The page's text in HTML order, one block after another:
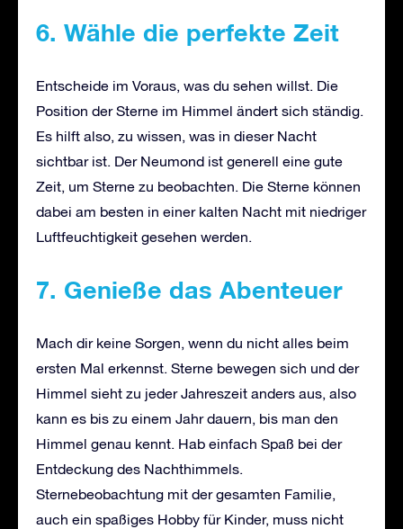
6. Wähle die perfekte Zeit
Entscheide im Voraus, was du sehen willst. Die
Position der Sterne im Himmel ändert sich ständig.
Es hilft also, zu wissen, was in dieser Nacht
sichtbar ist. Der Neumond ist generell eine gute
Zeit, um Sterne zu beobachten. Die Sterne können
dabei am besten in einer kalten Nacht mit niedriger
Luftfeuchtigkeit gesehen werden.
7. Genieße das Abenteuer
Mach dir keine Sorgen, wenn du nicht alles beim
ersten Mal erkennst. Sterne bewegen sich und der
Himmel sieht zu jeder Jahreszeit anders aus, also
kann es bis zu einem Jahr dauern, bis man den
Himmel genau kennt. Hab einfach Spaß bei der
Entdeckung des Nachthimmels.
Sternebeobachtung mit der gesamten Familie,
auch ein spaßiges Hobby für Kinder, muss nicht